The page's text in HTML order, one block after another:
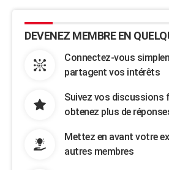
DEVENEZ MEMBRE EN
Connectez-vous
partagent vos intérêts
Suivez vos discussions
obtenez plus de
Mettez en avant votre
autres membres